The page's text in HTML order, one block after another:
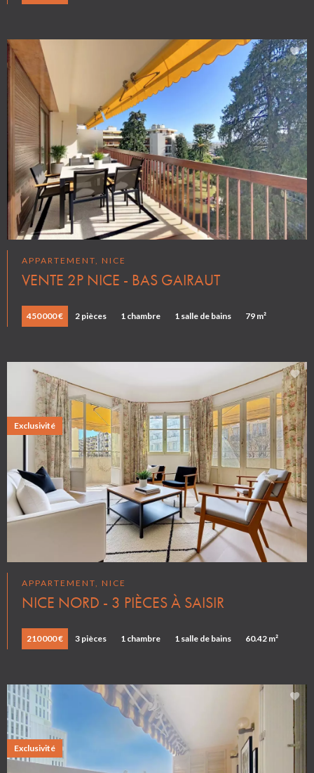
APPARTEMENT, NICE
VENTE 2P NICE - BAS GAIRAUT
450 000 € 2 pièces 1 chambre 1 salle de bains 79 m²
APPARTEMENT, NICE
NICE NORD - 3 PIÈCES À SAISIR
210 000 € 3 pièces 1 chambre 1 salle de bains 60.42 m²
Exclusivité
Exclusivité